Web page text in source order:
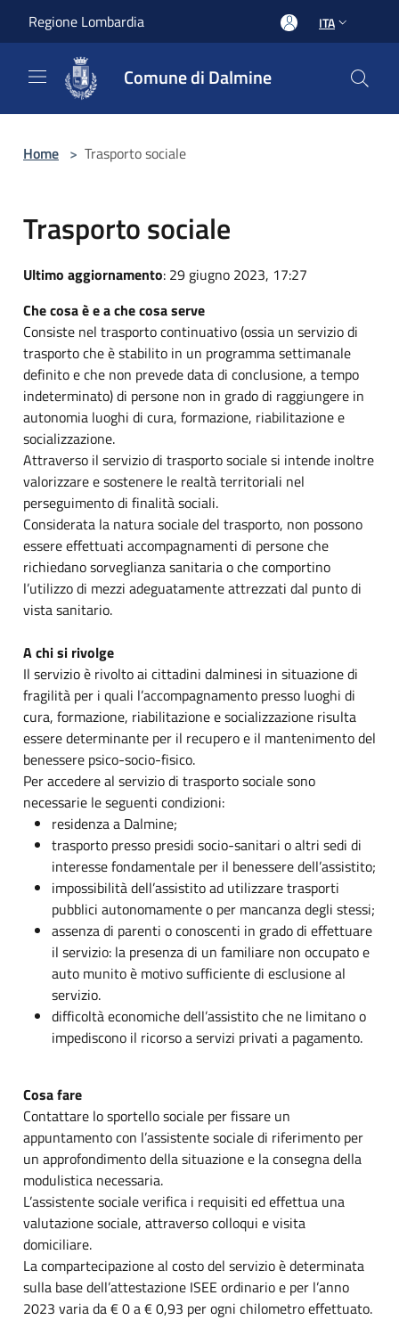
Regione Lombardia ITA
Comune di Dalmine
Home > Trasporto sociale
Trasporto sociale
Ultimo aggiornamento: 29 giugno 2023, 17:27
Che cosa è e a che cosa serve
Consiste nel trasporto continuativo (ossia un servizio di
trasporto che è stabilito in un programma settimanale
definito e che non prevede data di conclusione, a tempo
indeterminato) di persone non in grado di raggiungere in
autonomia luoghi di cura, formazione, riabilitazione e
socializzazione.
Attraverso il servizio di trasporto sociale si intende inoltre
valorizzare e sostenere le realtà territoriali nel
perseguimento di finalità sociali.
Considerata la natura sociale del trasporto, non possono
essere effettuati accompagnamenti di persone che
richiedano sorveglianza sanitaria o che comportino
l’utilizzo di mezzi adeguatamente attrezzati dal punto di
vista sanitario.
A chi si rivolge
Il servizio è rivolto ai cittadini dalminesi in situazione di
fragilità per i quali l’accompagnamento presso luoghi di
cura, formazione, riabilitazione e socializzazione risulta
essere determinante per il recupero e il mantenimento del
benessere psico-socio-fisico.
Per accedere al servizio di trasporto sociale sono
necessarie le seguenti condizioni:
residenza a Dalmine;
trasporto presso presidi socio-sanitari o altri sedi di
interesse fondamentale per il benessere dell’assistito;
impossibilità dell’assistito ad utilizzare trasporti
pubblici autonomamente o per mancanza degli stessi;
assenza di parenti o conoscenti in grado di effettuare
il servizio: la presenza di un familiare non occupato e
auto munito è motivo sufficiente di esclusione al
servizio.
difficoltà economiche dell’assistito che ne limitano o
impediscono il ricorso a servizi privati a pagamento.
Cosa fare
Contattare lo sportello sociale per fissare un
appuntamento con l’assistente sociale di riferimento per
un approfondimento della situazione e la consegna della
modulistica necessaria.
L’assistente sociale verifica i requisiti ed effettua una
valutazione sociale, attraverso colloqui e visita
domiciliare.
La compartecipazione al costo del servizio è determinata
sulla base dell’attestazione ISEE ordinario e per l’anno
2023 varia da € 0 a € 0,93 per ogni chilometro effettuato.